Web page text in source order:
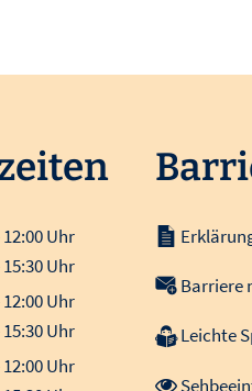
12:00Uhr
bis 12:00 Uhr
15:30Uhr
bis 15:30 Uhr
12:00Uhr
bis 12:00 Uhr
15:30Uhr
bis 15:30 Uhr
12:00Uhr
Barriere
Leichte